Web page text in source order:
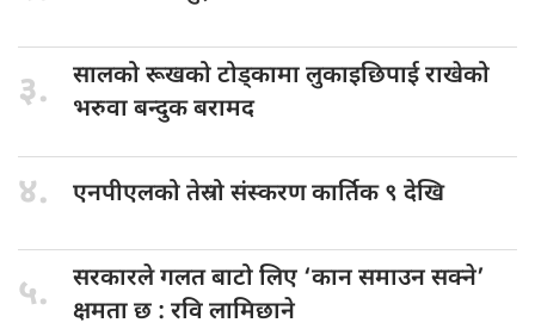
३. सालको रूखकोटोड्कामा लुकाइछिपाई राखेको
भरुवा बन्दुक बरामद
४. एनपीएलको तेस्रोसंस्करण कार्तिक ९ देखि
५. सरकारले गलतबाटो लिए ‘कान समाउन सक्ने’
क्षमता छ : रवि लामिछाने